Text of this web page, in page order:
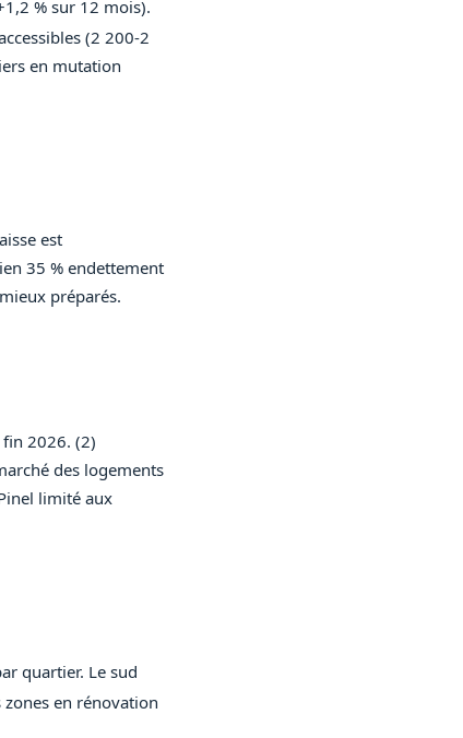
% sur 12 mois).
(2 200-2
en mutation
est
35 % endettement
préparés.
2026. (2)
des logements
limité aux
quartier. Le sud
en rénovation